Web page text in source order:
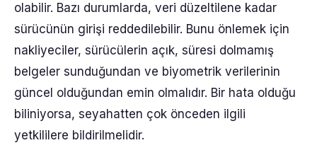
olabilir. Bazı durumlarda, veri düzeltilene kadar
sürücünün girişi reddedilebilir. Bunu önlemek için
nakliyeciler, sürücülerin açık, süresi dolmamış
belgeler sunduğundan ve biyometrik verilerinin
güncel olduğundan emin olmalıdır. Bir hata olduğu
biliniyorsa, seyahatten çok önceden ilgili
yetkililere bildirilmelidir.